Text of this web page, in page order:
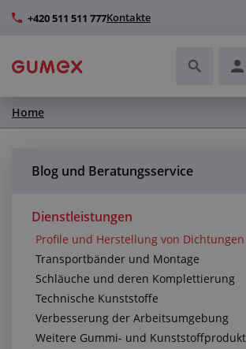
+420 511 511 777Kontakte
Schläuche und deren Komplettierung
Transportbänder und Montage
Verbesserung der Arbeitsumgebung
Weitere Gummi- und Kunststoffprodukte
Home
Blog und Beratungsservice
Dienstleistungen
Profile und Herstellung von Dichtungen
Transportbänder und Montage
Schläuche und deren Komplettierung
Technische Kunststoffe
Verbesserung der Arbeitsumgebung
Weitere Gummi- und